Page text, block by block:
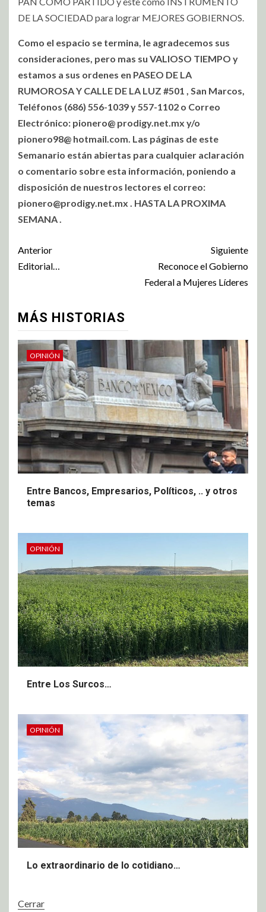
DE LA SOCIEDAD para lograr MEJORES GOBIERNOS.
Como el espacio se termina, le agradecemos sus
consideraciones, pero mas su VALIOSO TIEMPO y
estamos a sus ordenes en PASEO DE LA
RUMOROSA Y CALLE DE LA LUZ #501 , San Marcos,
Teléfonos (686) 556-1039 y 557-1102 o Correo
Electrónico: pionero@ prodigy.net.mx y/o
pionero98@ hotmail.com. Las páginas de este
Semanario están abiertas para cualquier aclaración
o comentario sobre esta información, poniendo a
disposición de nuestros lectores el correo:
pionero@prodigy.net.mx . HASTA LA PROXIMA
SEMANA .
Anterior
Editorial…
Siguiente
Reconoce el Gobierno
Federal a Mujeres Líderes
MÁS HISTORIAS
OPINIÓN
Entre Bancos, Empresarios, Políticos, .. y otros
temas
OPINIÓN
Entre Los Surcos…
OPINIÓN
Lo extraordinario de lo cotidiano…
Cerrar